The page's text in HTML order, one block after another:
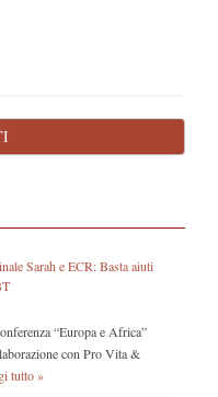
Sarah e ECR: Basta aiuti
“Europa e Africa”
con Pro Vita &
tutto »